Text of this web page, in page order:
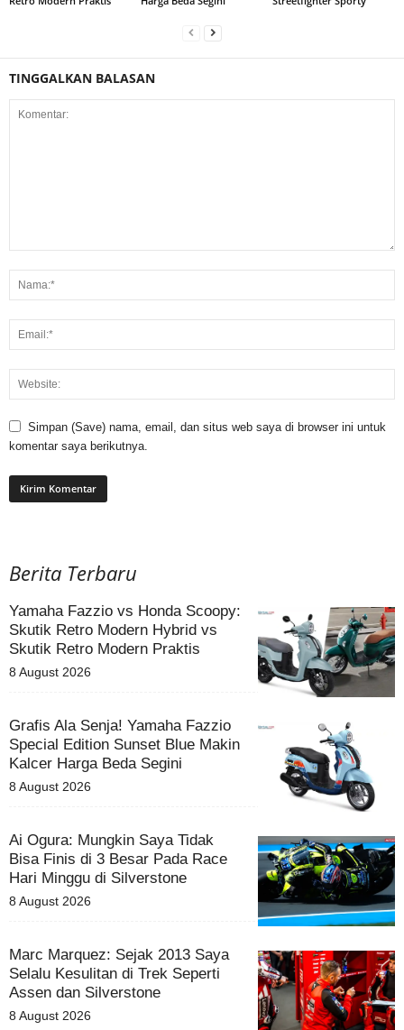
TINGGALKAN BALASAN
Simpan (Save) nama, email, dan situs web saya di browser ini untuk
komentar saya berikutnya.
Berita Terbaru
Yamaha Fazzio vs Honda Scoopy:
Skutik Retro Modern Hybrid vs
Skutik Retro Modern Praktis
8 August 2026
Grafis Ala Senja! Yamaha Fazzio
Special Edition Sunset Blue Makin
Kalcer Harga Beda Segini
8 August 2026
Ai Ogura: Mungkin Saya Tidak
Bisa Finis di 3 Besar Pada Race
Hari Minggu di Silverstone
8 August 2026
Marc Marquez: Sejak 2013 Saya
Selalu Kesulitan di Trek Seperti
Assen dan Silverstone
8 August 2026